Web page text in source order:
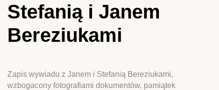
Stefanią i Janem
Bereziukami
Zapis wywiadu z Janem i Stefanią Bereziukami,
wzbogacony fotografiami dokumentów, pamiątek